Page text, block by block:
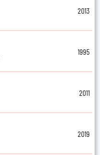
2013
1995
2011
2019